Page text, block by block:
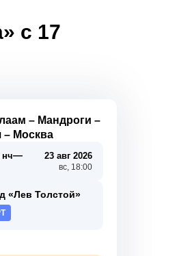
с 17
– Мандроги –
– Москва
нч— 23 авг 2026
вс, 18:00
«Лев Толстой»